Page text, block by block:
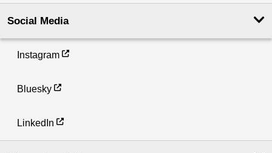
Social Media
Instagram
Bluesky
LinkedIn